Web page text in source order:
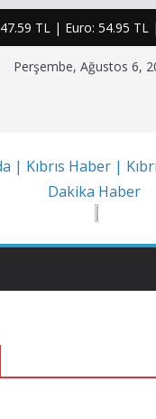
47.59 TL| Euro: 54.95 TL|
Perşembe, Ağustos 6,